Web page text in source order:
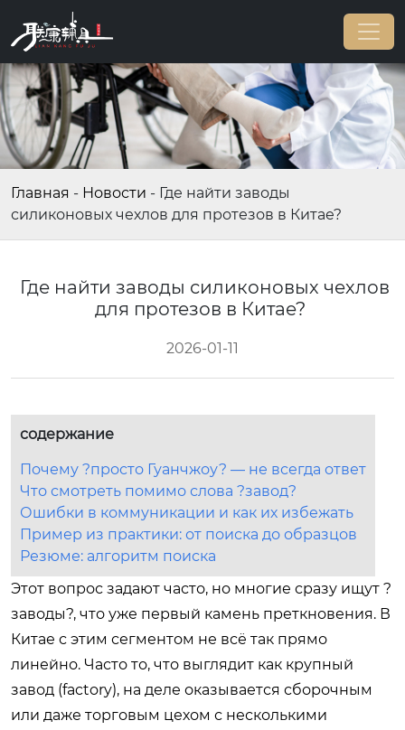
Главная - Новости - Где найти заводы
силиконовых чехлов для протезов в Китае?
Где найти заводы силиконовых чехлов
для протезов в Китае?
2026-01-11
содержание
Почему ?просто Гуанчжоу? — не всегда ответ
Что смотреть помимо слова ?завод?
Ошибки в коммуникации и как их избежать
Пример из практики: от поиска до образцов
Резюме: алгоритм поиска
Этот вопрос задают часто, но многие сразу ищут ?
заводы?, что уже первый камень преткновения. В
Китае с этим сегментом не всё так прямо
линейно. Часто то, что выглядит как крупный
завод (factory), на деле оказывается сборочным
или даже торговым цехом с несколькими